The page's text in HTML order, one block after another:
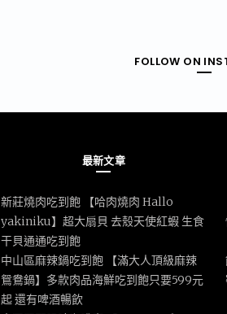
FOLLOW ON
最新文章
新莊燒肉吃到飽 【哈肉燒肉 Hallo
yakiniku】超大扇貝 去殼天使紅蝦 生食
干貝通通吃到飽
中山區麻辣鍋吃到飽 【滿大人頂級麻辣
鴛鴦鍋】多款肉品海鮮吃到飽只要599元
起 還有啤酒暢飲